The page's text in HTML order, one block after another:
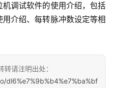
调试软件的使用介绍，包括
介绍、每转脉冲数设定等相
请注明出处：
dl6%e7%9b%b4%e7%ba%bf